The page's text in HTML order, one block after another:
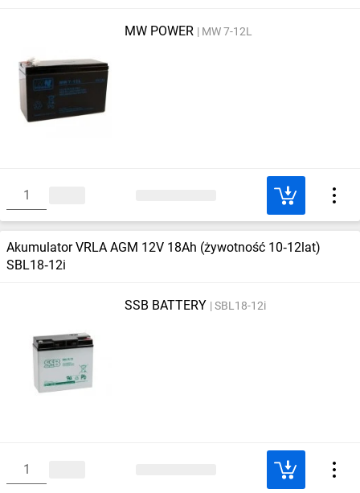
MW POWER MW 7-12L
Akumulator VRLA AGM 12V 18Ah (żywotność 10‑12lat)
SBL18‑12i
SSB BATTERY SBL18-12i